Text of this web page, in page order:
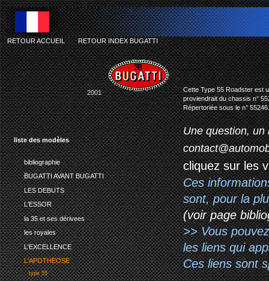
liste des modèles
bibliographie
BUGATTI AVANT BUGATTI
LES DEBUTS
L'ESSOR
la 35 et ses dérivees
les royales
L'EXCELLENCE
L'APOTHEOSE
type 55
RETOUR ACCUEIL-RETOUR INDEX BUGATTI
2001
Cette Type 55 Roadster est
proviendrait du chassis n°
Répertoriée sous le n° 55246.
Une question, un
cliquez sur les
Ces
sont, pour la
(voir page
>> Vous
les liens qui
Ces liens sont